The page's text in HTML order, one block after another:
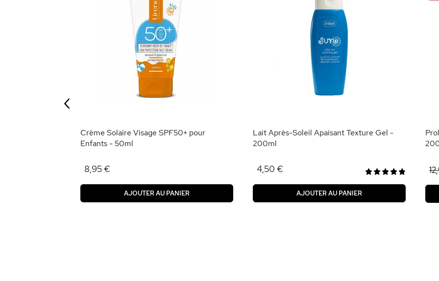
Crème Solaire Visage SPF50+ pour
Enfants - 50ml
8,95 €
AJOUTER AU PANIER
Lait Après-Soleil Apaisant Texture Gel -
200ml
4,50 €
AJOUTER AU PANIER
‹